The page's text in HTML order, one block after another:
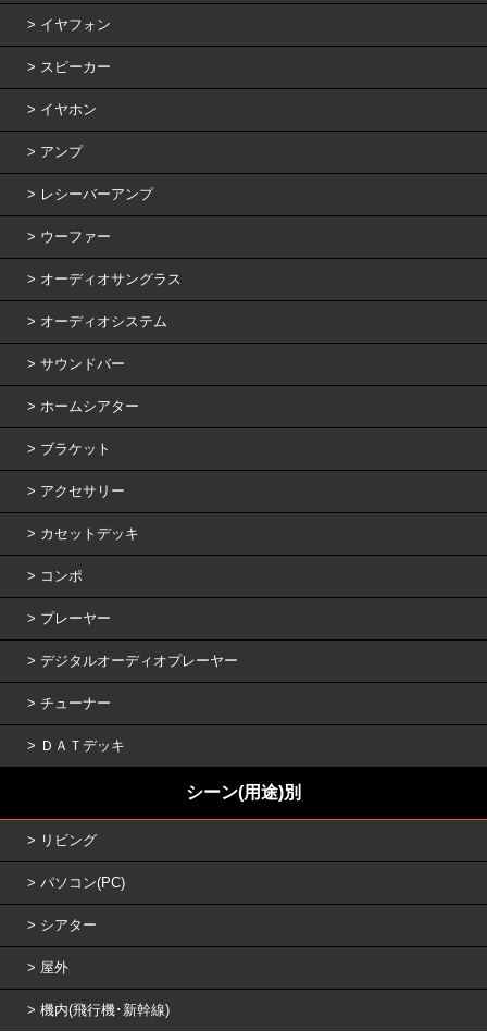
イヤフォン
スピーカー
イヤホン
アンプ
レシーバーアンプ
ウーファー
オーディオサングラス
オーディオシステム
サウンドバー
ホームシアター
ブラケット
アクセサリー
カセットデッキ
コンポ
プレーヤー
デジタルオーディオプレーヤー
チューナー
ＤＡＴデッキ
シーン(用途)別
リビング
パソコン(PC)
シアター
屋外
機内(飛行機･新幹線)